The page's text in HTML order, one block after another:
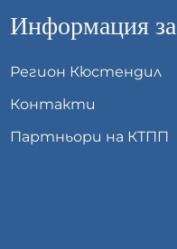
Информация за
Регион Кюстендил
Контакти
Партньори на КТПП